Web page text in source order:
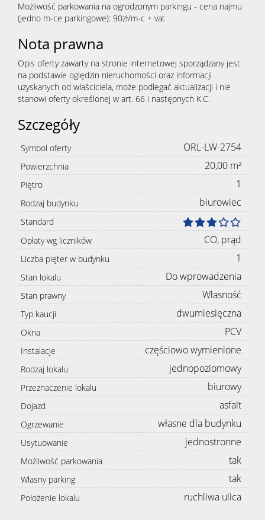
Możliwość parkowania na ogrodzonym parkingu - cena najmu
(jedno m-ce parkingowe): 90zł/m-c + vat
Nota prawna
Opis oferty zawarty na stronie internetowej sporządzany jest
na podstawie oględzin nieruchomości oraz informacji
uzyskanych od właściciela, może podlegać aktualizacji i nie
stanowi oferty określonej w art. 66 i następnych K.C.
Szczegóły
Symbol oferty ORL-LW-2754
Powierzchnia 20,00 m²
Piętro 1
Rodzaj budynku biurowiec
Standard
Opłaty wg liczników
CO, prąd
Liczba pięter w budynku 1
Stan lokalu Do wprowadzenia
Stan prawny Własność
Typ kaucji dwumiesięczna
Okna PCV
Instalacje częściowo wymienione
Rodzaj lokalu jednopoziomowy
Przeznaczenie lokalu biurowy
Dojazd asfalt
Ogrzewanie własne dla budynku
Usytuowanie jednostronne
Możliwość parkowania tak
Własny parking tak
Położenie lokalu ruchliwa ulica